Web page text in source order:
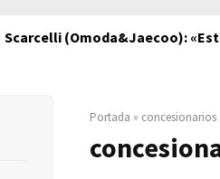
Scarcelli (Omoda&Jaecoo):
Portada » concesionarios